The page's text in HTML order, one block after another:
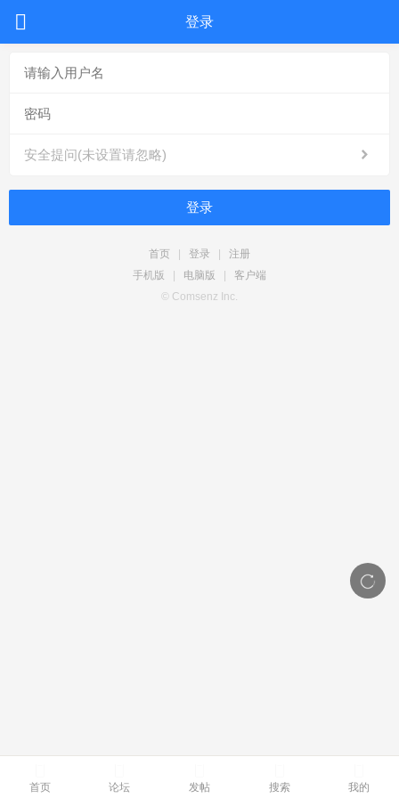
登录
安全提问(未设置请忽略)
登录
首页 登录
注册
手机版
电脑版
客户端
© Comsenz Inc.
首页 论坛 发帖 搜索 我的